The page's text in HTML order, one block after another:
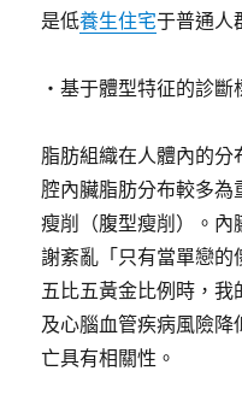
是低養生住宅于普通人
・基于體型特征的診斷
脂肪組織在人體內的
腔內臟脂肪分布較多
瘦削（腹型瘦削）。內
謝紊亂「只有當單戀的
五比五黃金比例時，我
及心腦血管疾病風險
亡具有相關性。